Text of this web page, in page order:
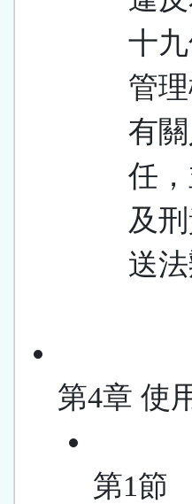
十
管
有
任
及
送法
第4章 使
第1節